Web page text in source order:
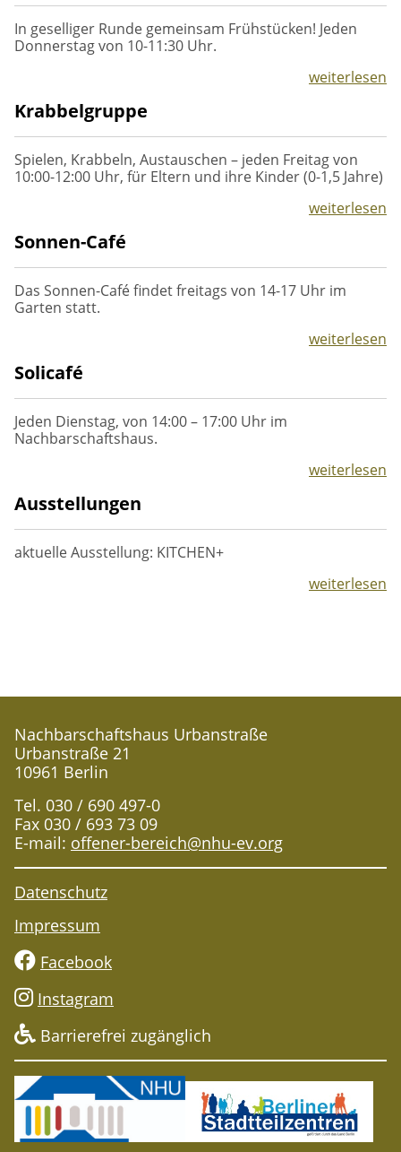
In geselliger Runde gemeinsam Frühstücken! Jeden
Donnerstag von 10-11:30 Uhr.
weiterlesen
Krabbelgruppe
Spielen, Krabbeln, Austauschen – jeden Freitag von
10:00-12:00 Uhr, für Eltern und ihre Kinder (0-1,5 Jahre)
weiterlesen
Sonnen-Café
Das Sonnen-Café findet freitags von 14-17 Uhr im
Garten statt.
weiterlesen
Solicafé
Jeden Dienstag, von 14:00 – 17:00 Uhr im
Nachbarschaftshaus.
weiterlesen
Ausstellungen
aktuelle Ausstellung: KITCHEN+
weiterlesen
Nachbarschaftshaus Urbanstraße
Urbanstraße 21
10961 Berlin
Tel. 030 / 690 497-0
Fax 030 / 693 73 09
E-mail: offener-bereich@nhu-ev.org
Datenschutz
Impressum
Facebook
Instagram
Barrierefrei zugänglich